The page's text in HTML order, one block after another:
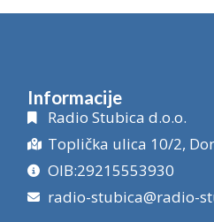
Informacije
Radio Stubica d.o.o.
Toplička ulica 10/2,
OIB:29215553930
radio-stubica@radio-